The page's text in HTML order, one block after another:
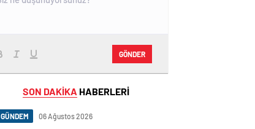
GÖNDER
SON DAKİKA HABERLERİ
GÜNDEM 06 Ağustos 2026